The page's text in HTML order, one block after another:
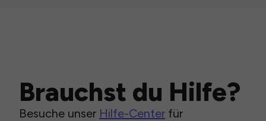
Brauchst du Hilfe?
Besuche unser Hilfe-Center für